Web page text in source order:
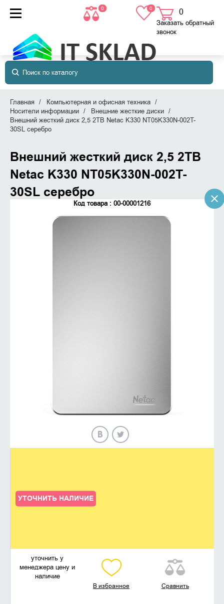
0 0 0
в корзине
Заказать обратный
звонок
Главная
Компьютерная и офисная техника
Носители информации
Внешние жесткие диски
Внешний жесткий диск 2,5 2TB Netac K330 NT05K330N-002T-
30SL серебро
Внешний жесткий диск 2,5 2TB
Netac K330 NT05K330N-002T-
30SL серебро
Код товара : 00-00001216
УТОЧНИТЬ НАЛИЧИЕ
уточнить у
менеджера цену и
наличие
В избранное Сравнить